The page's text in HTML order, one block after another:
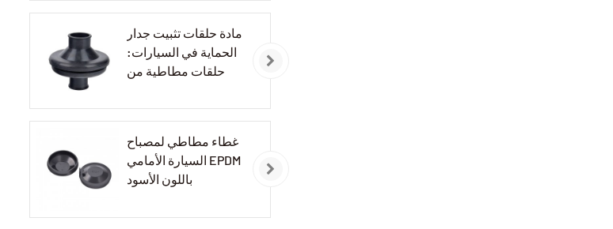
مادة حلقات تثبيت جدار
الحماية في السيارات:
حلقات مطاطية من
غطاء مطاطي لمصباح
السيارة الأمامي EPDM
باللون الأسود